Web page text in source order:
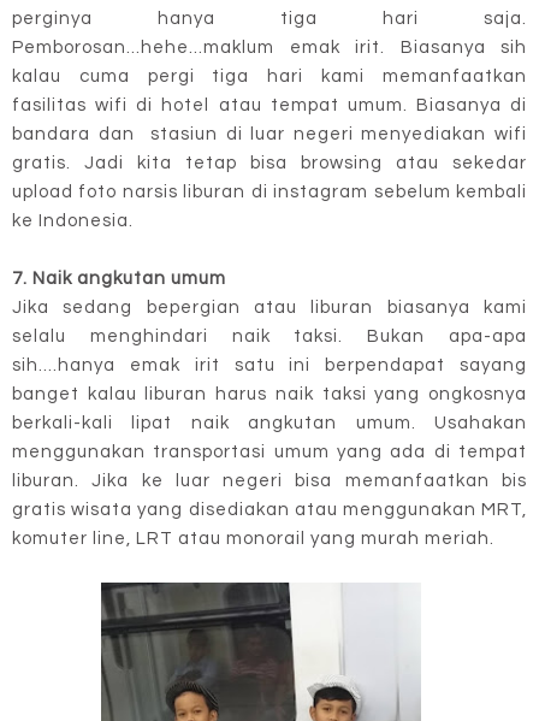
perginya hanya tiga hari saja.
Pemborosan...hehe...maklum emak irit. Biasanya sih
kalau cuma pergi tiga hari kami memanfaatkan
fasilitas wifi di hotel atau tempat umum. Biasanya di
bandara dan stasiun di luar negeri menyediakan wifi
gratis. Jadi kita tetap bisa browsing atau sekedar
upload foto narsis liburan di instagram sebelum kembali
ke Indonesia.
7. Naik angkutan umum
Jika sedang bepergian atau liburan biasanya kami
selalu menghindari naik taksi. Bukan apa-apa
sih....hanya emak irit satu ini berpendapat sayang
banget kalau liburan harus naik taksi yang ongkosnya
berkali-kali lipat naik angkutan umum. Usahakan
menggunakan transportasi umum yang ada di tempat
liburan. Jika ke luar negeri bisa memanfaatkan bis
gratis wisata yang disediakan atau menggunakan MRT,
komuter line, LRT atau monorail yang murah meriah.